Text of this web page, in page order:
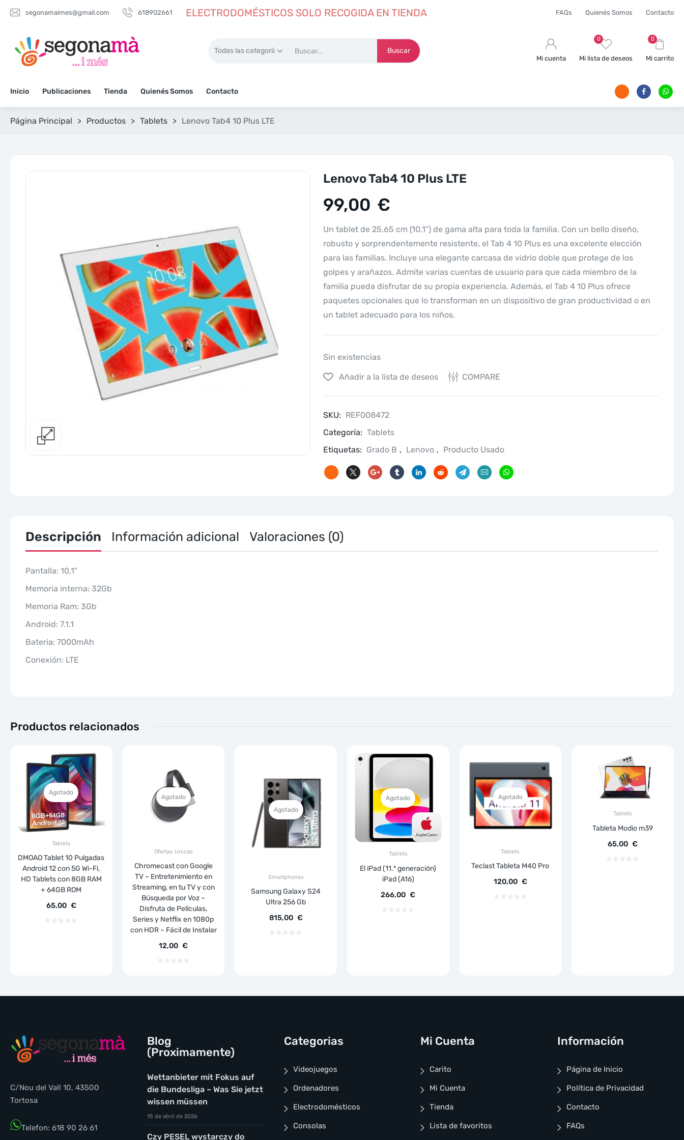
segonamaimes@gmail.com 618902661 ELECTRODOMÉSTICOS SOLO RECOGIDA EN TIENDA FAQs Quienés Somos Contacto
Buscar
0
Mi carrito
0
Mi lista de deseos
Mi cuenta
Inicio Publicaciones Tienda Quienés Somos Contacto
Página Principal > Productos > Tablets > Lenovo Tab4 10 Plus LTE
Lenovo Tab4 10 Plus LTE
99,00 €
Un tablet de 25,65 cm (10,1”) de gama alta para toda la familia. Con un bello diseño,
robusto y sorprendentemente resistente, el Tab 4 10 Plus es una excelente elección
para las familias. Incluye una elegante carcasa de vidrio doble que protege de los
golpes y arañazos. Admite varias cuentas de usuario para que cada miembro de la
familia pueda disfrutar de su propia experiencia. Además, el Tab 4 10 Plus ofrece
paquetes opcionales que lo transforman en un dispositivo de gran productividad o en
un tablet adecuado para los niños.
Sin existencias
Añadir a la lista de deseos COMPARE
SKU: REF008472
Categoría: Tablets
Etiquetas: Grado B , Lenovo , Producto Usado
Descripción Información adicional Valoraciones (0)
Pantalla: 10,1”
Memoria interna: 32Gb
Memoria Ram: 3Gb
Android: 7.1.1
Bateria: 7000mAh
Conexión: LTE
Productos relacionados
Agotado
Tablets
DMOAO Tablet 10 Pulgadas
Android 12 con 5G Wi-Fi,
HD Tablets con 8GB RAM
+ 64GB ROM
65,00 €
Agotado
Ofertas Unicas
Chromecast con Google
TV – Entretenimiento en
Streaming, en tu TV y con
Búsqueda por Voz –
Disfruta de Películas,
Series y Netflix en 1080p
con HDR – Fácil de Instalar
12,00 €
Agotado
Smartphones
Samsung Galaxy S24
Ultra 256 Gb
815,00 €
Agotado
Tablets
El iPad (11.ª generación)
iPad (A16)
266,00 €
Agotado
Tablets
Teclast Tableta M40 Pro
120,00 €
Tablets
Tableta Modio m39
65,00 €
C/Nou del Vall 10, 43500
Tortosa
Telefon: 618 90 26 61
Blog
(Proximamente)
Wettanbieter mit Fokus auf
die Bundesliga – Was Sie jetzt
wissen müssen
15 de abril de 2026
Czy PESEL wystarczy do
Categorias
Videojuegos
Ordenadores
Electrodomésticos
Consolas
Mi Cuenta
Carito
Mi Cuenta
Tienda
Lista de favoritos
Información
Página de Inicio
Política de Privacidad
Contacto
FAQs